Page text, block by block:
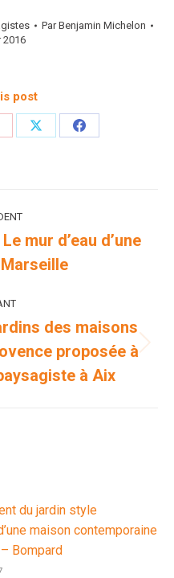
ParBenjamin Michelon
2016
post
PartagerPartager
mur d’eau d’une
des maisons
proposée à
à Aix
du jardin style
maison contemporaine
Bompard